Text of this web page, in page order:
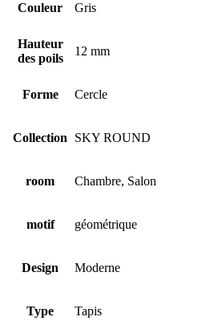
Couleur Gris
Hauteur
des poils
12 mm
Forme Cercle
Collection SKY ROUND
room Chambre, Salon
motif géométrique
Design Moderne
Type Tapis